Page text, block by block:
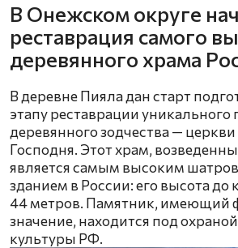
В Онежском округе
реставрация самого
деревянного храма
В деревне Пияла дан старт
этапу реставрации уникального
деревянного зодчества —
Господня. Этот храм,
является самым высоким
зданием в России: его высота до
44 метров. Памятник, имеющий
значение, находится под
культуры РФ.